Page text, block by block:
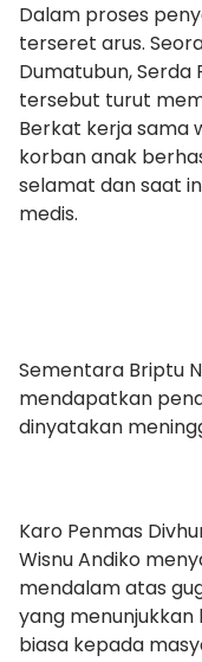
Dalam proses
terseret arus.
Dumatubun, Serda
tersebut turut
Berkat kerja sama
korban anak
selamat dan saat
medis.
Sementara Briptu
mendapatkan
dinyatakan
Karo Penmas
Wisnu Andiko
mendalam atas
yang
biasa kepada